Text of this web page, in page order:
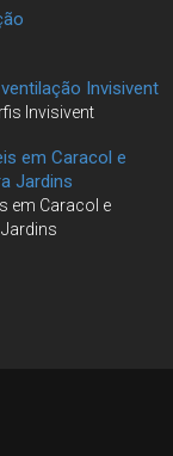
Invisivent
Invisivent
em Caracol e
Jardins
em Caracol e